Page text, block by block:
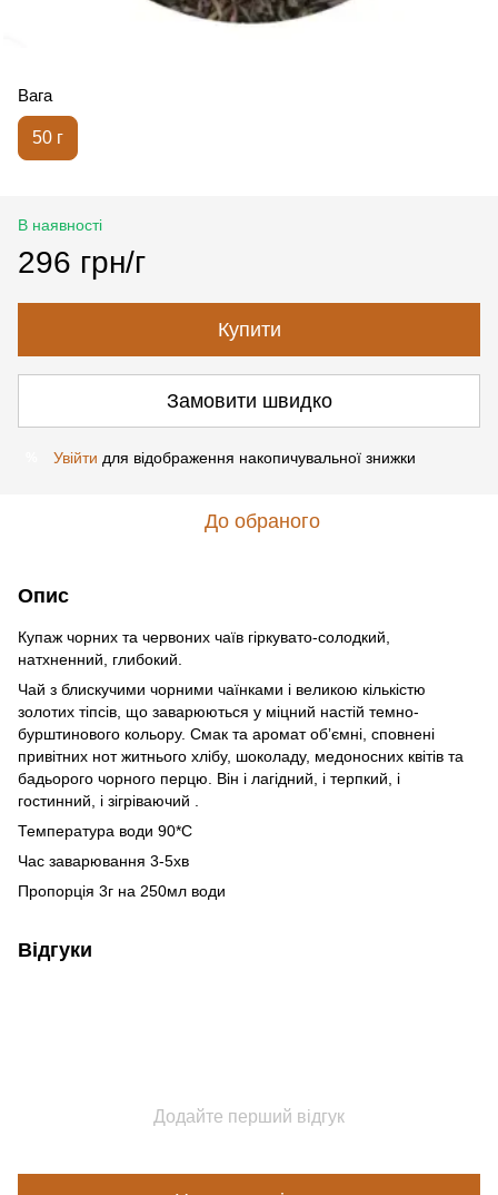
Вага
50 г
В наявності
296 грн/г
Купити
Замовити швидко
Увійти для відображення накопичувальної знижки
До обраного
Опис
Купаж чорних та червоних чаїв гіркувато-солодкий,
натхненний, глибокий.
Чай з блискучими чорними чаїнками і великою кількістю
золотих тіпсів, що заварюються у міцний настій темно-
бурштинового кольору. Смак та аромат обʼємні, сповнені
привітних нот житнього хлібу, шоколаду, медоносних квітів та
бадьорого чорного перцю. Він і лагідний, і терпкий, і
гостинний, і зігріваючий .
Температура води 90*С
Час заварювання 3-5хв
Пропорція 3г на 250мл води
Відгуки
Додайте перший відгук